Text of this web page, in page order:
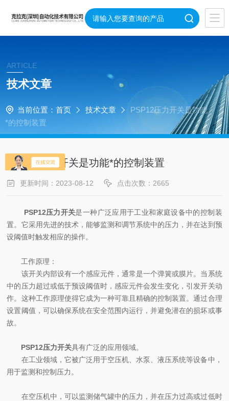
ARTICLE
技术文章
当前位置： 首页 技术文章
PSP12压力开关是功能
*的控制装置
PSP12压力开关是功能*的控制装置
更新时间：2023-08-12 点击次数：2665
PSP12压力开关是一种广泛应用于工业和家庭设备中的控制装
置。它采用先进的技术，能够监测和调节系统中的压力，并在达到预
设阈值时触发相应的操作。
工作原理：
该开关内部设有一个感应元件，通常是一个弹簧或膜片。当系统
中的压力超过或低于预设阈值时，感应元件会发生变化，引发开关动
作。这种工作原理使得它成为一种可靠且精确的控制装置。通过合理
设置阈值，可以确保系统在安全范围内运行，并避免潜在的损坏或事
故。
PSP12压力开关具有广泛的应用领域。
在工业领域，它被广泛用于空压机、水泵、液压系统等设备中，
用于监测和控制压力。
在空压机中，可以监测储气罐中的压力，并在压力过高或过低时